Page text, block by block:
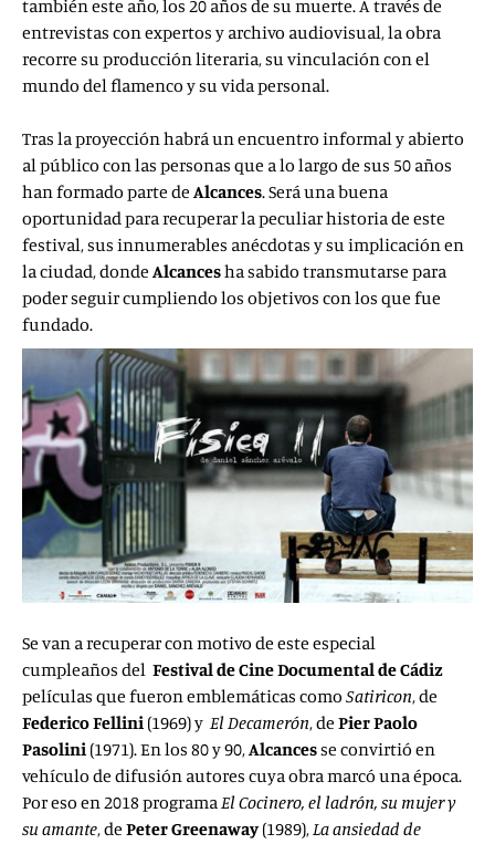
también este año, los 20 años de su muerte. A través de
entrevistas con expertos y archivo audiovisual, la obra
recorre su producción literaria, su vinculación con el
mundo del flamenco y su vida personal.
Tras la proyección habrá un encuentro informal y abierto
al público con las personas que a lo largo de sus 50 años
han formado parte deAlcances. Será una buena
oportunidad para recuperar la peculiar historia de este
festival, sus innumerables anécdotas y su implicación en
la ciudad, dondeAlcancesha sabido transmutarse para
poder seguir cumpliendo los objetivos con los que fue
fundado.
Se van a recuperar con motivo de este especial
cumpleaños del Festival de Cine Documental de Cádiz
películas que fueron emblemáticas como Satiricon, de
Federico Fellini (1969) y El Decamerón, de Pier Paolo
Pasolini (1971). En los 80 y 90, Alcancesse convirtió en
vehículo de difusión autores cuya obra marcó una época.
Por eso en 2018 programa El Cocinero, el ladrón, su mujer y
su amante, de Peter Greenaway(1989), La ansiedad de